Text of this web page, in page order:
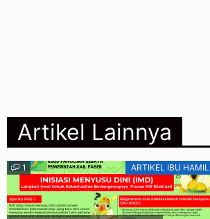
Artikel Lainnya
1 ARTIKEL IBU HAMIL